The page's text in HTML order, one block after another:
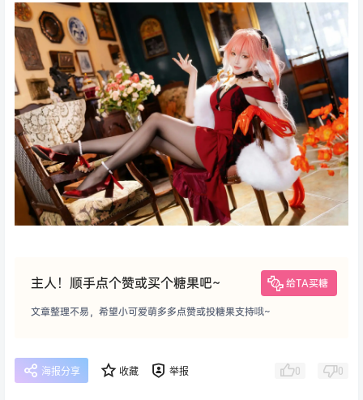
主人！顺手点个赞或买个糖果吧~ 给TA买糖
文章整理不易，希望小可爱萌多多点赞或投糖果支持哦~
海报分享 收藏 举报 0 0